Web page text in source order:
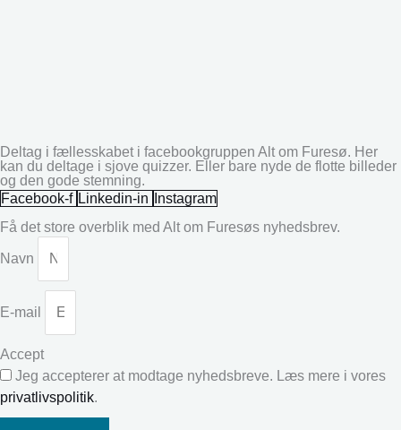
Deltag i fællesskabet i facebookgruppen Alt om Furesø. Her
kan du deltage i sjove quizzer. Eller bare nyde de flotte billeder
og den gode stemning.
Facebook-f Linkedin-in
Instagram
Få det store overblik med Alt om Furesøs nyhedsbrev.
Navn
E-mail
Accept
Jeg accepterer at modtage nyhedsbreve. Læs mere i vores
privatlivspolitik.